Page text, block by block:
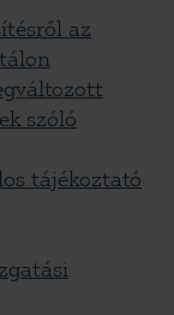
az
szóló
tájékoztató